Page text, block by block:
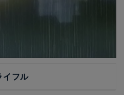
イフル